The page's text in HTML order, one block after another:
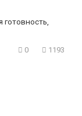
готовность,
0 1193